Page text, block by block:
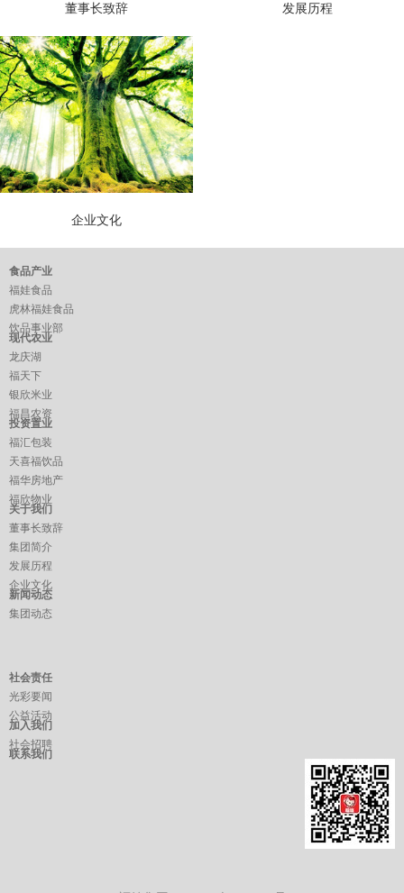
董事长致辞 发展历程
企业文化
食品产业
福娃食品
虎林福娃食品
饮品事业部
现代农业
龙庆湖
福天下
银欣米业
福昌农资
投资置业
福汇包装
天喜福饮品
福华房地产
福欣物业
关于我们
董事长致辞
集团简介
发展历程
企业文化
新闻动态
集团动态
社会责任
光彩要闻
公益活动
加入我们
社会招聘
联系我们